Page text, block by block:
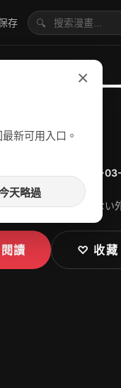
存 🔍
×
新可用入口。
天略過
のロータ
花]
2025-
ーでイクまで終われない
讀 ♡ 收藏